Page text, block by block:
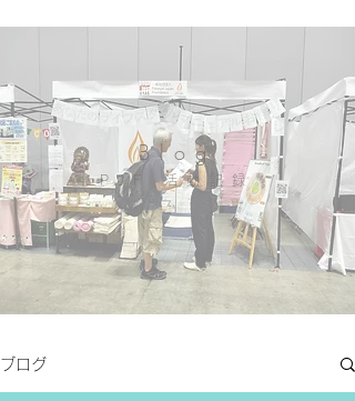
Blog
PJF ​活動記録
ブログ